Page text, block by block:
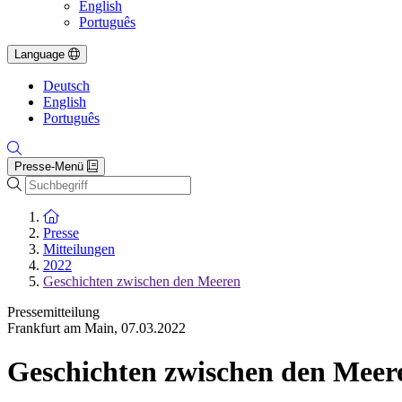
English
Português
Language
Deutsch
English
Português
Presse-Menü
Suche
Zur Startseite
Presse
Mitteilungen
2022
Geschichten zwischen den Meeren
Pressemitteilung
Frankfurt am Main, 07.03.2022
Geschichten zwischen den